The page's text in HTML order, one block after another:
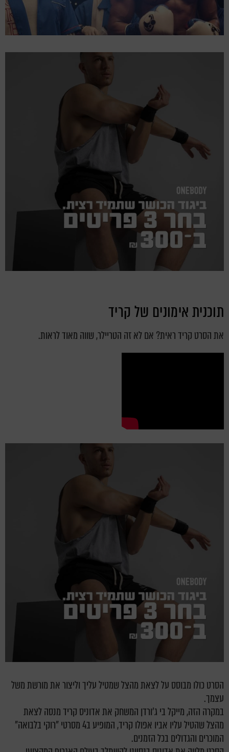
תוכנית אימונים של קריד
את הסרט קריד ראית? אם לא זה הטריילר, שווה מאוד לראות.
הסרט כולו מבוסס על לצאת מהצל שמטיל עליך וליצור את מורשת משל
עצמך.
במקרה הזה, מייקל בי ג'ורדן המשחק את אדוניס קריד מנסה לצאת
מהצל שהטיל עליו אביו אפולו קריד, המופיע ב4 מסרטי "רוקי בלבואה"
המוכרים והגדולים בכל הזמנים.